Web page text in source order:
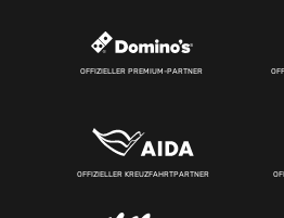
OFFIZIELLER PREMIUM-PARTNER
OFFIZIELLER KREUZFAHRTPARTNER